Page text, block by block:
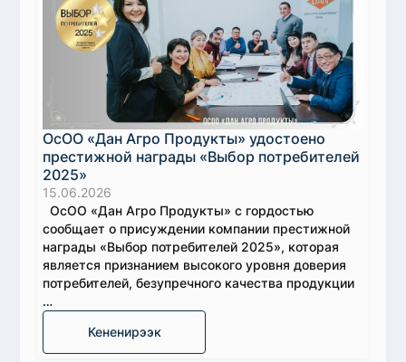
ОсОО «Дан Агро Продукты» удостоено
престижной награды «Выбор потребителей
2025»
15.06.2026
ОсОО «Дан Агро Продукты» с гордостью
сообщает о присуждении компании престижной
награды «Выбор потребителей 2025», которая
является признанием высокого уровня доверия
потребителей, безупречного качества продукции
…
Кененирээк